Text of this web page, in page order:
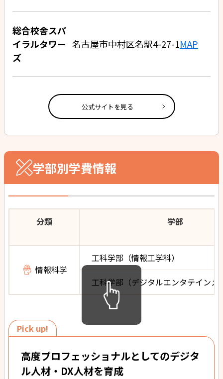
総合校舎スパ
イラルタワー
ズ
名古屋市中村区名駅4-27-1MAP
公式サイトを見る
学部別学費情報
分類 学部
情報科学
工科学部（情報工学科）
工科学部（デジタルエンタテインメ
Pick up!
高度プロフェッショナルとしてのデジタ
ル人材・DX人材を育成